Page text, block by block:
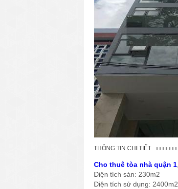
THÔNG TIN CHI TIẾT
Cho thuê tòa nhà quận 1
Diện tích sàn: 230m2
Diện tích sử dụng: 2400m2.